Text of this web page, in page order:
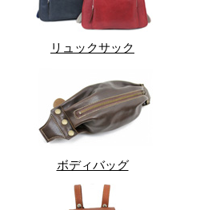
リュックサック
ボディバッグ